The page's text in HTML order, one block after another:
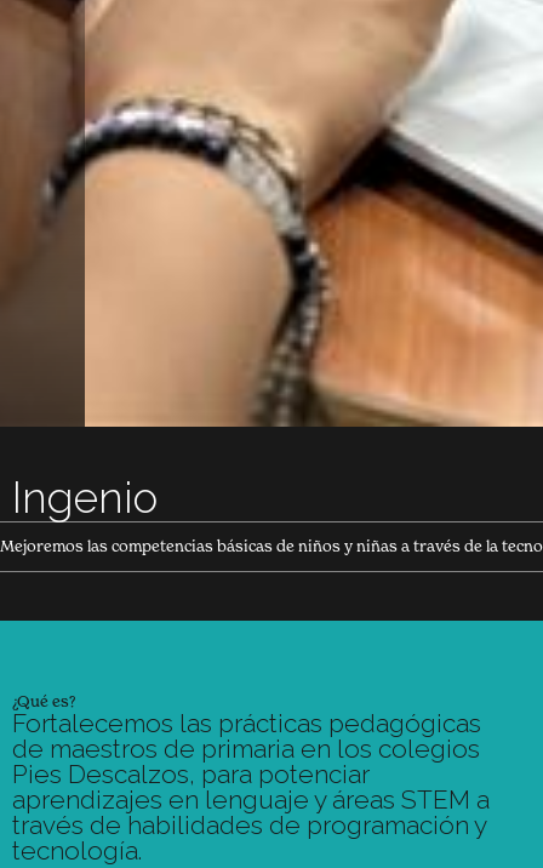
Ingenio
Mejoremos las competencias básicas de niños y niñas a través de la
¿Qué es?
Fortalecemos las prácticas pedagógicas
de maestros de primaria en los colegios
Pies Descalzos, para potenciar
aprendizajes en lenguaje y áreas STEM a
través de habilidades de programación y
tecnología.